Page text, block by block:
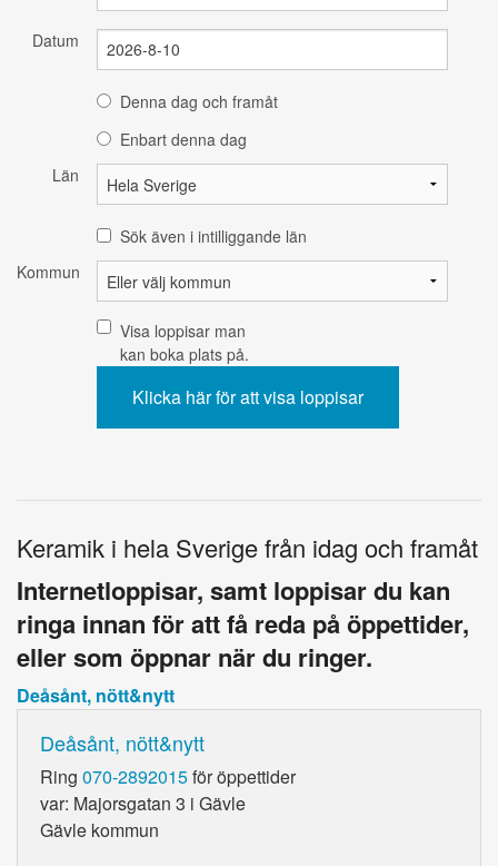
Datum
Denna dag och framåt
Enbart denna dag
Län
Sök även i intilliggande län
Kommun
Visa loppisar man
kan boka plats på.
Keramik i hela Sverige från idag och framåt
Internetloppisar, samt loppisar du kan
ringa innan för att få reda på öppettider,
eller som öppnar när du ringer.
Deåsånt, nött&nytt
Deåsånt, nött&nytt
Ring 070-2892015för öppettider
var: Majorsgatan 3 i Gävle
Gävle kommun